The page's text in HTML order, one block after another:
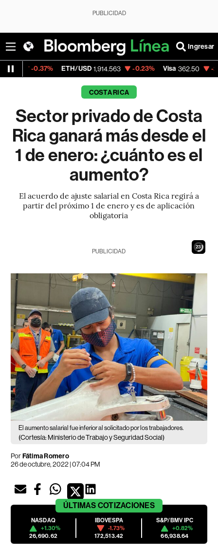
PUBLICIDAD
Ingresar
ETH/USD 1,914.563 -0.23% Visa 362.50 -2.15%
COSTA RICA
Sector privado de Costa
Rica ganará más desde el
1 de enero: ¿cuánto es el
aumento?
El acuerdo de ajuste salarial en Costa Rica regirá a
partir del próximo 1 de enero y es de aplicación
obligatoria
21
PUBLICIDAD
El aumento salarial fue inferior al solicitado por los trabajadores.
(Cortesía: Ministerio de Trabajo y Seguridad Social)
PorFátima Romero
26 de octubre, 2022 | 07:04 PM
ÚLTIMAS COTIZACIONES
NASDAQ
+1.30%
26,690.62
IBOVESPA
-1.73%
172,513.42
S&P/BMV IPC
+0.82%
66,938.64